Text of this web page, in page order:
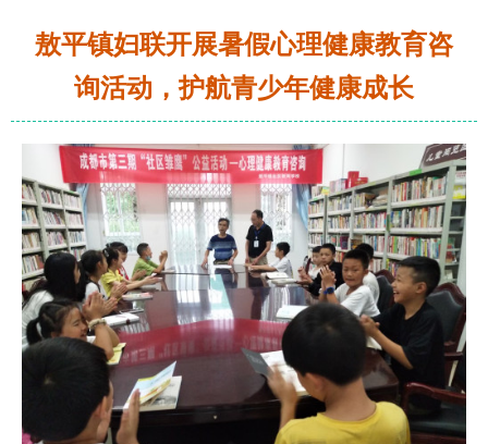
敖平镇妇联开展暑假心理健康教育咨
询活动，护航青少年健康成长